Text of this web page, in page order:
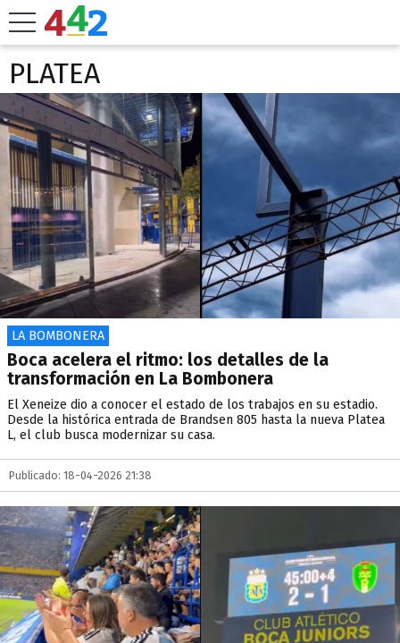
PLATEA
LA BOMBONERA
Boca acelera el ritmo: los detalles de la
transformación en La Bombonera
El Xeneize dio a conocer el estado de los trabajos en su estadio.
Desde la histórica entrada de Brandsen 805 hasta la nueva Platea
L, el club busca modernizar su casa.
Publicado: 18-04-2026 21:38